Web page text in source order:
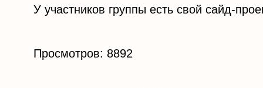
У участников группы есть свой сайд-
Просмотров: 8892